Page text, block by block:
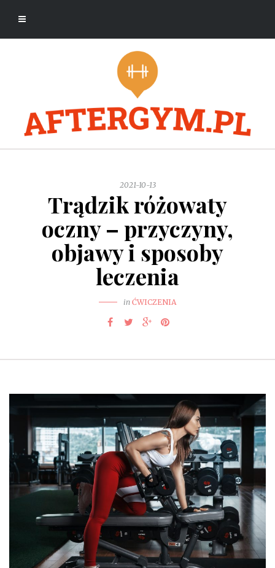
2021-10-13
Trądzik różowaty
oczny – przyczyny,
objawy i sposoby
leczenia
in ĆWICZENIA